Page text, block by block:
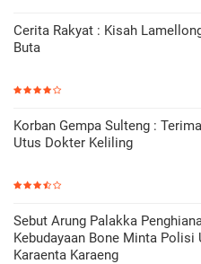
Cerita Rakyat : Kisah
Buta
Korban Gempa Sulteng :
Utus Dokter Keliling
Sebut Arung Palakka
Kebudayaan Bone Minta Polisi
Karaenta Karaeng